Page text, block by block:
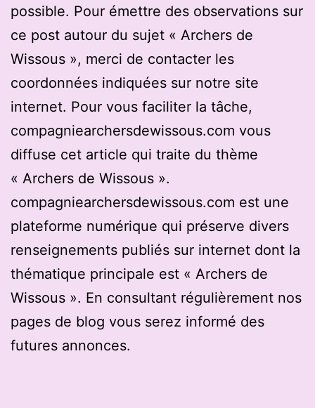
possible. Pour émettre des observations sur
ce post autour du sujet « Archers de
Wissous », merci de contacter les
coordonnées indiquées sur notre site
internet. Pour vous faciliter la tâche,
compagniearchersdewissous.com vous
diffuse cet article qui traite du thème
« Archers de Wissous ».
compagniearchersdewissous.com est une
plateforme numérique qui préserve divers
renseignements publiés sur internet dont la
thématique principale est « Archers de
Wissous ». En consultant régulièrement nos
pages de blog vous serez informé des
futures annonces.